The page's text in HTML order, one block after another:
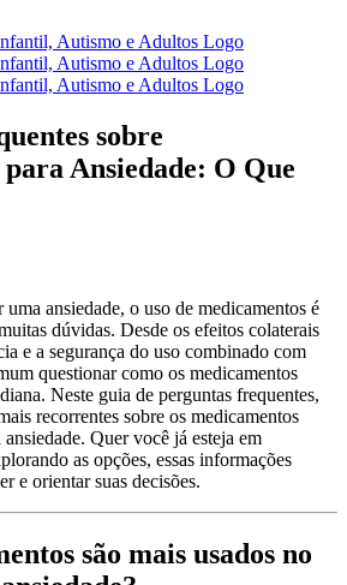
sobre
Ansiedade: O Que
uma ansiedade, o uso de medicamentos é
dúvidas. Desde os efeitos colaterais
e a segurança do uso combinado com
questionar como os medicamentos
Neste guia de perguntas frequentes,
recorrentes sobre os medicamentos
Quer você já esteja em
as opções, essas informações
e orientar suas decisões.
são mais usados ​​no